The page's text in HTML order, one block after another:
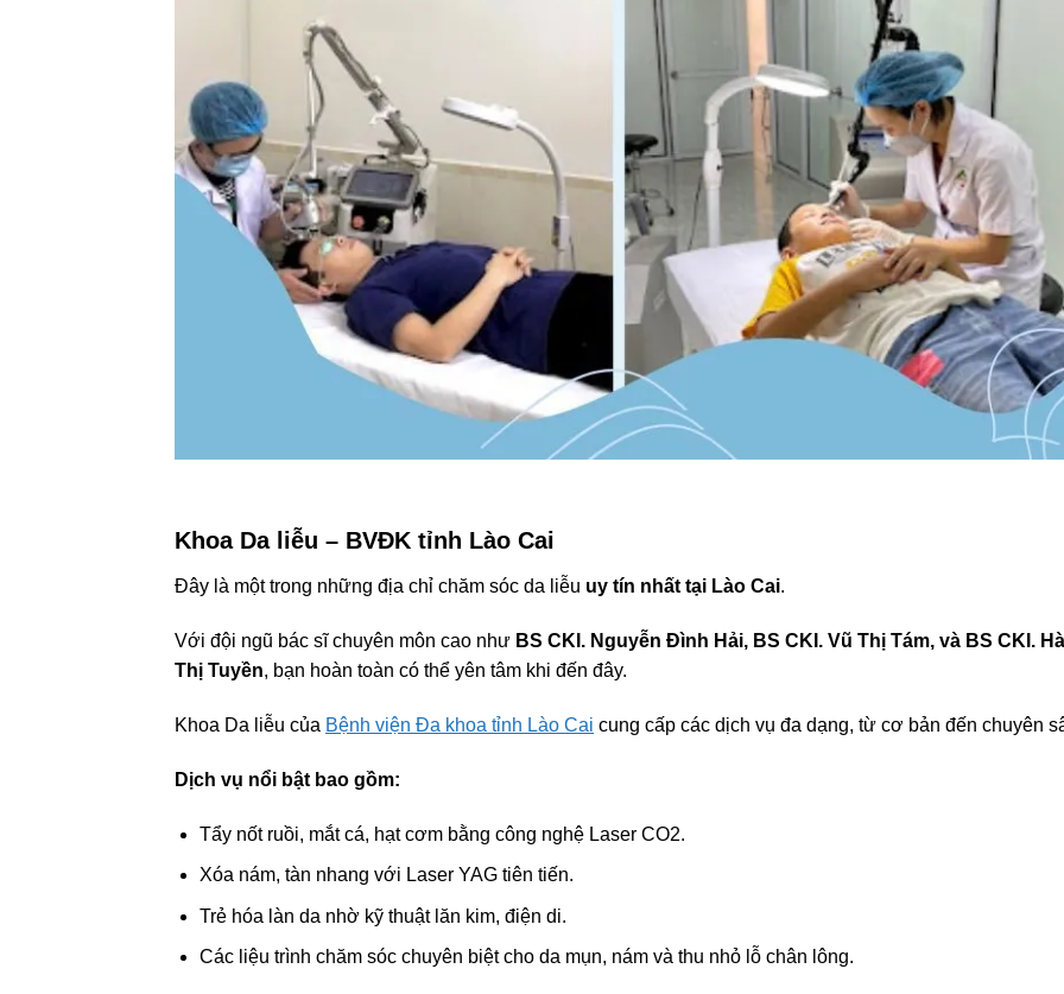
Khoa Da liễu – BVĐK tỉnh Lào Cai
Đây là một trong những địa chỉ chăm sóc da liễu uy tín nhất tại Lào Cai.
Với đội ngũ bác sĩ chuyên môn cao như BS CKI. Nguyễn Đình Hải, BS CKI. Vũ Thị Tám, và BS CKI. Hà
Thị Tuyền, bạn hoàn toàn có thể yên tâm khi đến đây.
Khoa Da liễu của Bệnh viện Đa khoa tỉnh Lào Cai cung cấp các dịch vụ đa dạng, từ cơ bản đến chuyên
Dịch vụ nổi bật bao gồm:
Tẩy nốt ruồi, mắt cá, hạt cơm bằng công nghệ Laser CO2.
Xóa nám, tàn nhang với Laser YAG tiên tiến.
Trẻ hóa làn da nhờ kỹ thuật lăn kim, điện di.
Các liệu trình chăm sóc chuyên biệt cho da mụn, nám và thu nhỏ lỗ chân lông.